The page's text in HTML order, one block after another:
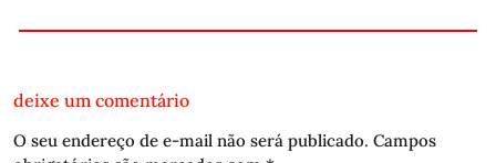
deixe um comentário
O seu endereço de e-mail não será publicado. Campos